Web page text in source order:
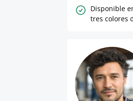
Disponible
tres colores